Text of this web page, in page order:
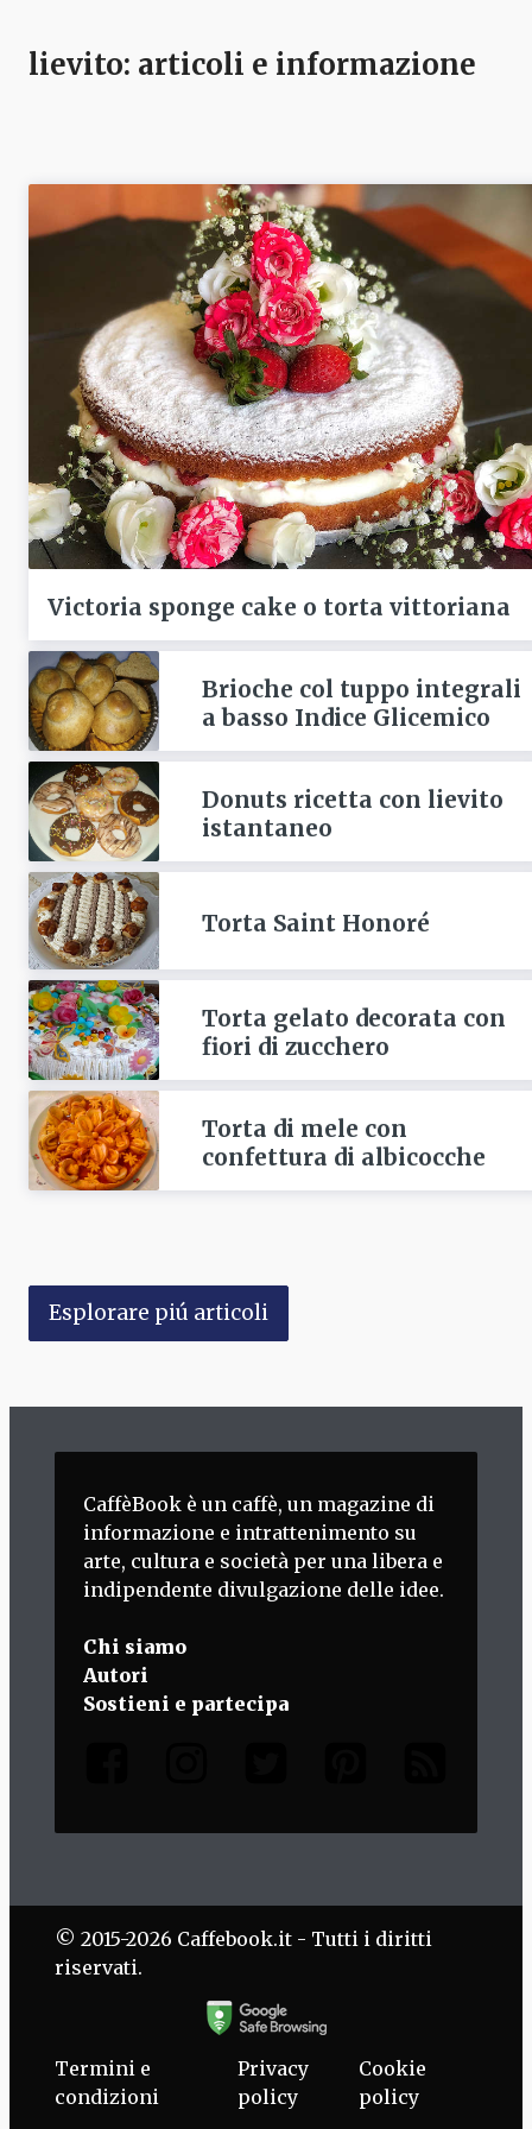
lievito: articoli e informazione
Victoria sponge cake o torta vittoriana
Brioche col tuppo integrali
a basso Indice Glicemico
Donuts ricetta con lievito
istantaneo
Torta Saint Honoré
Torta gelato decorata con
fiori di zucchero
Torta di mele con
confettura di albicocche
Esplorare piú articoli
CaffèBook è un caffè, un magazine di
informazione e intrattenimento su
arte, cultura e società per una libera e
indipendente divulgazione delle idee.
Chi siamo
Autori
Sostieni e partecipa
© 2015-2026 Caffebook.it - Tutti i diritti
riservati.
Termini e
condizioni
Privacy
policy
Cookie
policy